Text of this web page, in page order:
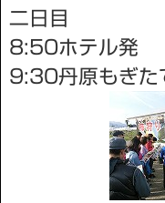
二日目
8:50ホテル発
9:30丹原もぎた